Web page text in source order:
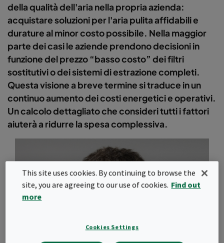
della qualità dell'aria nella propria azienda:
acquistare soluzioni per l'aria pulita affidabili e
durature al minor costo possibile. Nella maggior
parte dei casi le aziende prendono decisioni in
funzione del prezzo “basso costo” dei filtri
sostitutivi o dei sistemi di estrazione completi.
Questa visione a breve termine si traduce in un
continuo aumento dei costi energetici e operativi.
Un calcolo dettagliato che consideri tutti i fattori
aiuterà a ridurre la spesa complessiva.
This site uses cookies. By continuing to browse the
site, you are agreeing to our use of cookies. Find out
more
Cookies Settings